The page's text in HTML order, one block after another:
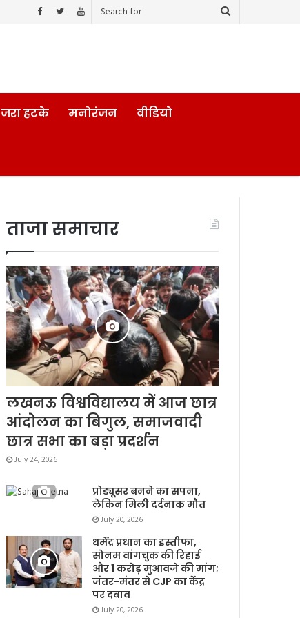
जरा हटके मनोरंजन वीडियो
ताजा समाचार
लखनऊ विश्वविद्यालय में आज छात्र
आंदोलन का बिगुल, समाजवादी
छात्र सभा का बड़ा प्रदर्शन
July 24, 2026
प्रोड्यूसर बनने का सपना,
लेकिन मिली दर्दनाक मौत
July 20, 2026
धर्मेंद्र प्रधान का इस्तीफा,
सोनम वांगचुक की रिहाई
और 1 करोड़ मुआवजे की मांग;
जंतर-मंतर से CJP का केंद्र
पर दबाव
July 20, 2026